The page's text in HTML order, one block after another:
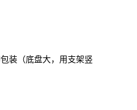
装（底盘大，用支架竖